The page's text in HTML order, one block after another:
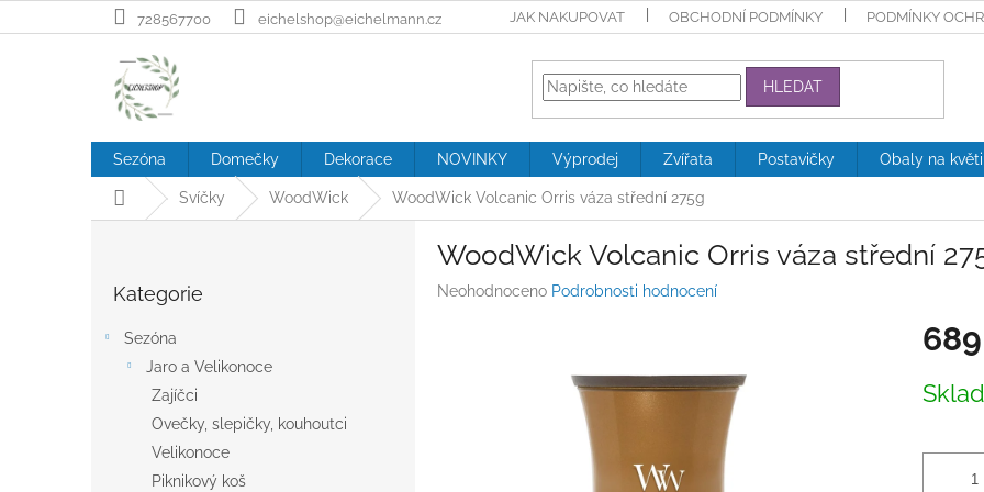
na
728567700 eichelshop@eichelmann.cz JAK NAKUPOVAT OBCHODNÍ PODMÍNKY PODMÍNKY
HLEDAT
Sezóna Domečky Dekorace NOVINKY Výprodej Zvířata Postavičky Obaly na
Domů Svíčky WoodWick WoodWick Volcanic Orris váza střední 275g
kategorie
Kategorie
Sezóna
Jaro a Velikonoce
Zajíčci
Ovečky, slepičky, kouhoutci
Velikonoce
Piknikový koš
WoodWick Volcanic Orris váza střední
Průměrné
Neohodnoceno Podrobnosti hodnocení
cena: